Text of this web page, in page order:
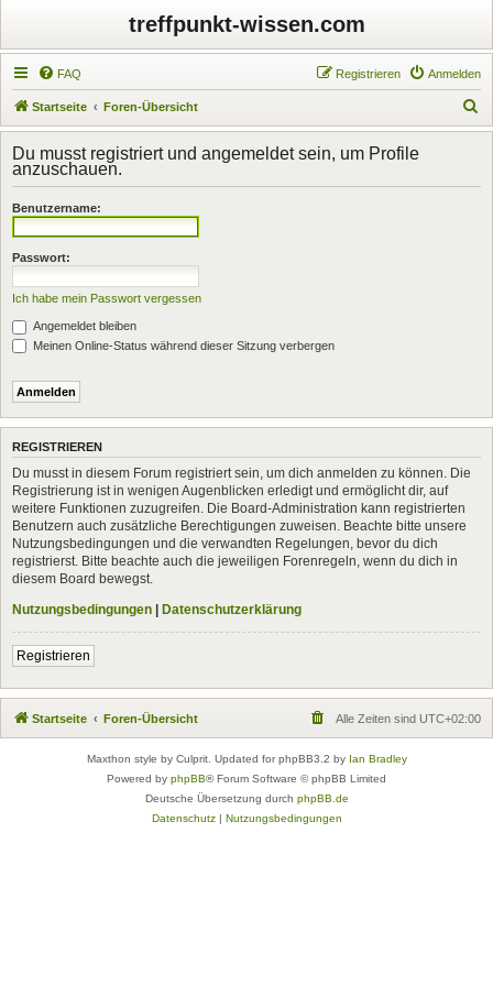
treffpunkt-wissen.com
FAQ Anmelden
Registrieren
Startseite Foren-Übersicht
u
h
Du musst registriert und angemeldet sein, um Profile
anzuschauen.
Benutzername:
Passwort:
Ich habe mein Passwort vergessen
Angemeldet bleiben
Meinen Online-Status während dieser Sitzung verbergen
REGISTRIEREN
Du musst in diesem Forum registriert sein, um dich anmelden zu können. Die
Registrierung ist in wenigen Augenblicken erledigt und ermöglicht dir, auf
weitere Funktionen zuzugreifen. Die Board-Administration kann registrierten
Benutzern auch zusätzliche Berechtigungen zuweisen. Beachte bitte unsere
Nutzungsbedingungen und die verwandten Regelungen, bevor du dich
registrierst. Bitte beachte auch die jeweiligen Forenregeln, wenn du dich in
diesem Board bewegst.
Nutzungsbedingungen | Datenschutzerklärung
Registrieren
Startseite Foren-Übersicht Alle Zeiten sind UTC+02:00
Maxthon style by Culprit. Updated for phpBB3.2 by Ian Bradley
Powered by phpBB® Forum Software © phpBB Limited
Deutsche Übersetzung durch phpBB.de
Datenschutz| Nutzungsbedingungen